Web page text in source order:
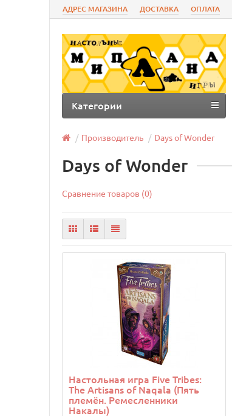
АДРЕС МАГАЗИНА ДОСТАВКА ОПЛАТА
Категории
Производитель Days of Wonder
Days of Wonder
Сравнение товаров (0)
Настольная игра Five Tribes:
The Artisans of Naqala (Пять
племён. Ремесленники
Накалы)